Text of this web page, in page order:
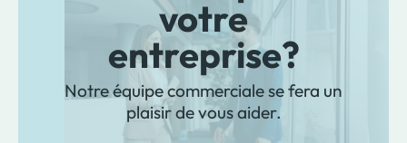
votre
entreprise?
Notre équipe commerciale se fera un
plaisir de vous aider.